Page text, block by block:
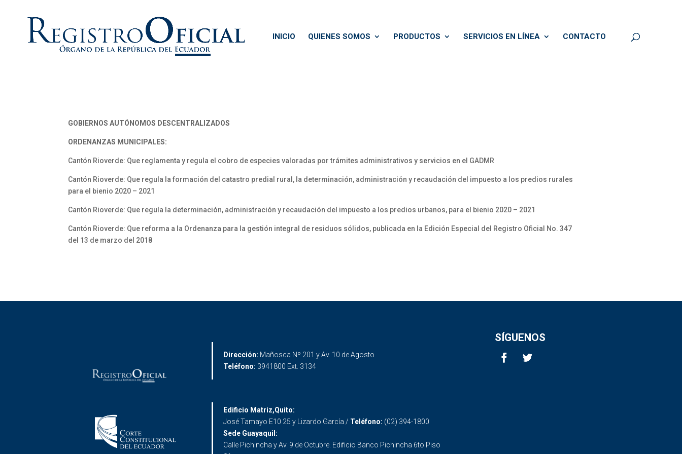
INICIO QUIENES SOMOS PRODUCTOS SERVICIOS EN LÍNEA CONTACTO
GOBIERNOS AUTÓNOMOS DESCENTRALIZADOS
ORDENANZAS MUNICIPALES:
Cantón Rioverde: Que reglamenta y regula el cobro de especies valoradas por trámites administrativos y servicios en el GADMR
Cantón Rioverde: Que regula la formación del catastro predial rural, la determinación, administración y recaudación del impuesto a los predios rurales
para el bienio 2020 – 2021
Cantón Rioverde: Que regula la determinación, administración y recaudación del impuesto a los predios urbanos, para el bienio 2020 – 2021
Cantón Rioverde: Que reforma a la Ordenanza para la gestión integral de residuos sólidos, publicada en la Edición Especial del Registro Oficial No. 347
del 13 de marzo del 2018
Dirección: Mañosca Nº 201 y Av. 10 de Agosto
Teléfono: 3941800 Ext. 3134
SÍGUENOS
Edificio Matriz,Quito:
José Tamayo E10 25 y Lizardo García / Teléfono: (02) 394-1800
Sede Guayaquil:
Calle Pichincha y Av. 9 de Octubre. Edificio Banco Pichincha 6to Piso